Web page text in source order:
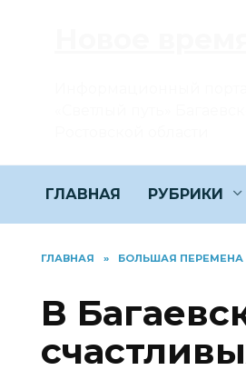
ГЛАВНАЯ РУБРИКИ
ГЛАВНАЯ » БОЛЬШАЯ ПЕРЕМЕНА
В